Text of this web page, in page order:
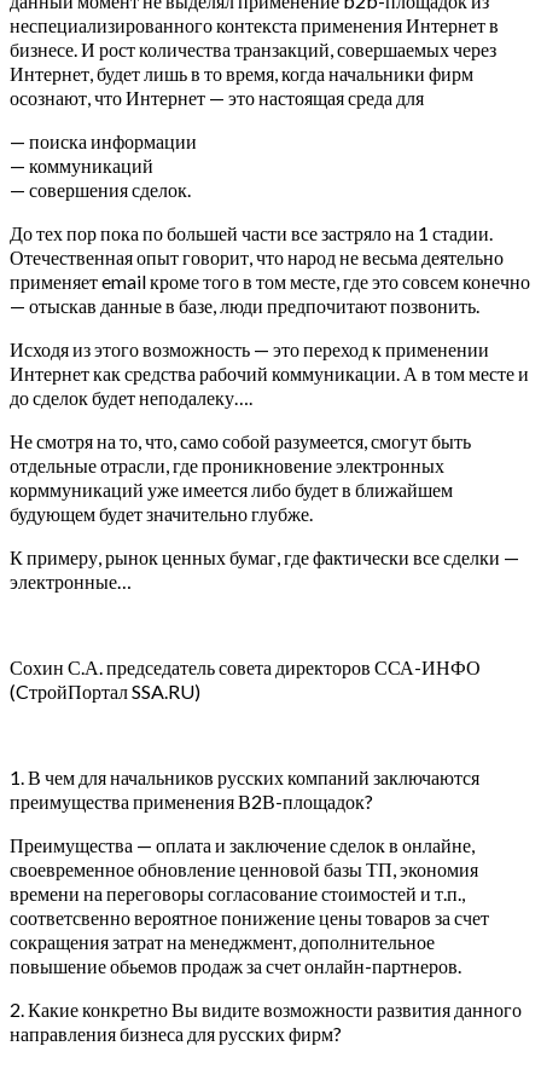
неспециализированного контекста применения Интернет в
бизнесе. И рост количества транзакций, совершаемых через
Интернет, будет лишь в то время, когда начальники фирм
осознают, что Интернет — это настоящая среда для
— поиска информации
— коммуникаций
— совершения сделок.
До тех пор пока по большей части все застряло на 1 стадии.
Отечественная опыт говорит, что народ не весьма деятельно
применяет email кроме того в том месте, где это совсем конечно
— отыскав данные в базе, люди предпочитают позвонить.
Исходя из этого возможность — это переход к применении
Интернет как средства рабочий коммуникации. А в том месте и
до сделок будет неподалеку….
Не смотря на то, что, само собой разумеется, смогут быть
отдельные отрасли, где проникновение электронных
корммуникаций уже имеется либо будет в ближайшем
будующем будет значительно глубже.
К примеру, рынок ценных бумаг, где фактически все сделки —
электронные…
Сохин С.А. председатель совета директоров ССА-ИНФО
(CтройПортал SSA.RU)
1. В чем для начальников русских компаний заключаются
преимущества применения В2В-площадок?
Преимущества — оплата и заключение сделок в онлайне,
своевременное обновление ценновой базы ТП, экономия
времени на переговоры согласование стоимостей и т.п.,
соответсвенно вероятное понижение цены товаров за счет
сокращения затрат на менеджмент, дополнительное
повышение обьемов продаж за счет онлайн-партнеров.
2. Какие конкретно Вы видите возможности развития данного
направления бизнеса для русских фирм?